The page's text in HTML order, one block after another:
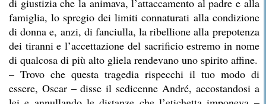
di giustizia che la animava, l’attaccamento al padre e alla
famiglia, lo spregio dei limiti connaturati alla condizione
di donna e, anzi, di fanciulla, la ribellione alla prepotenza
dei tiranni e l’accettazione del sacrificio estremo in nome
di qualcosa di più alto gliela rendevano uno spirito affine.
– Trovo che questa tragedia rispecchi il tuo modo di
essere, Oscar – disse il sedicenne André, accostandosi a